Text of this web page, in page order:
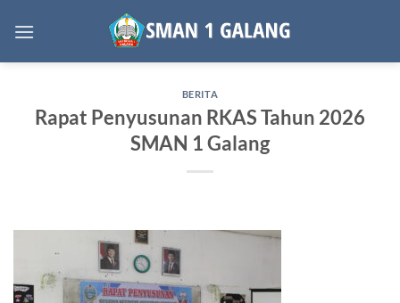
BERITA
Rapat Penyusunan RKAS Tahun 2026
SMAN 1 Galang